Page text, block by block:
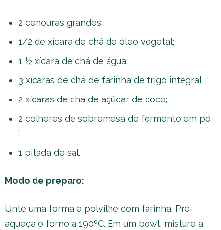
2 cenouras grandes;
1/2 de xícara de chá de óleo vegetal;
1 ½ xícara de chá de água;
3 xícaras de chá de farinha de trigo integral ;
2 xícaras de chá de açúcar de coco;
2 colheres de sobremesa de fermento em pó
;
1 pitada de sal.
Modo de preparo:
Unte uma forma e polvilhe com farinha. Pré-
aqueça o forno a 190ºC. Em um bowl, misture a